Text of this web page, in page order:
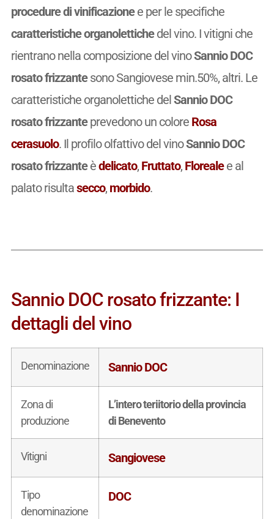
procedure di vinificazionee per le specifiche
caratteristiche organolettichedel vino. I vitigni che
rientrano nella composizione del vinoSannio DOC
rosato frizzantesono Sangiovese min.50%, altri. Le
caratteristiche organolettiche delSannio DOC
rosato frizzanteprevedono un colore Rosa
cerasuolo. Il profilo olfattivo del vinoSannio DOC
rosato frizzanteèdelicato, Fruttato, Florealee al
palato risultasecco, morbido.
Sannio DOC rosato frizzante: I
dettagli del vino
Denominazione Sannio DOC
Zona di
produzione
L’intero teriitorio della provincia
di Benevento
Vitigni Sangiovese
Tipo
denominazione
DOC